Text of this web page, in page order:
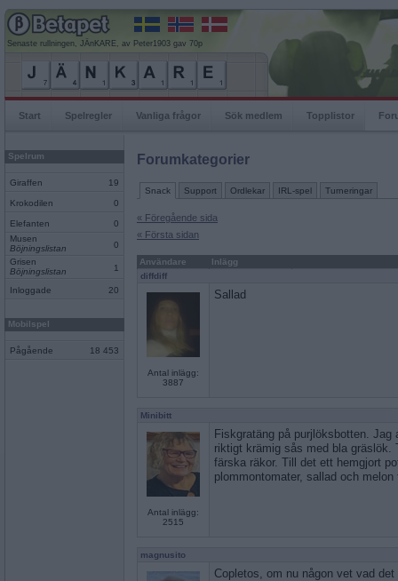
Senaste rullningen, JÄnKARE, av Peter1903 gav 70p
Start Spelregler Vanliga frågor Sök medlem Topplistor
Spelrum
Giraffen 19
Krokodilen 0
Elefanten
0
Musen
Böjningslistan
0
Grisen
Böjningslistan
1
Inloggade 20
Mobilspel
Pågående 18 453
Forumkategorier
Snack Support Ordlekar IRL-spel Turneringar
« Föregående sida
« Första sidan
Användare
Inlägg
diffdiff
Antal inlägg:
3887
Sallad
Minibitt
Antal inlägg:
2515
Fiskgratäng på purjlöksbotten.
riktigt krämig sås med bla gräslök.
färska räkor. Till det ett hemgjort
plommontomater, sallad och
magnusito
Copletos, om nu någon vet vad det